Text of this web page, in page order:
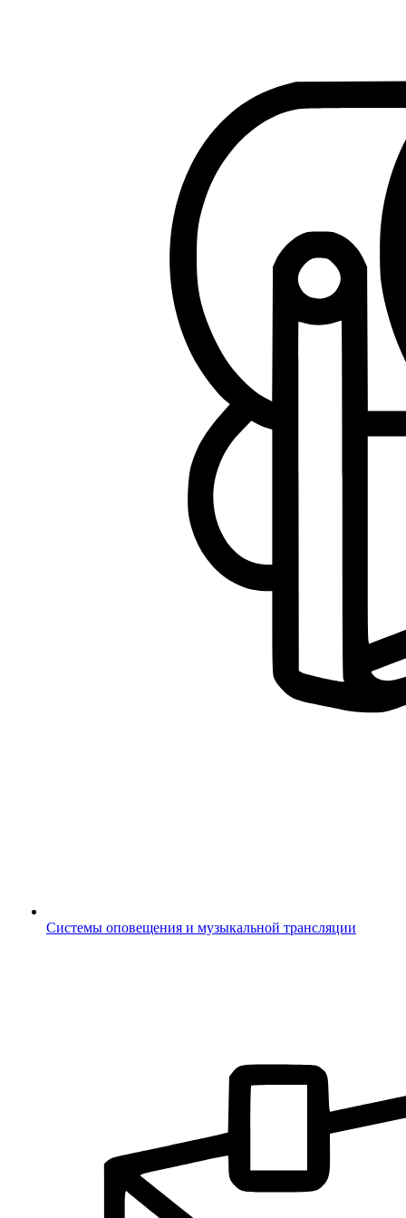
Системы оповещения и музыкальной трансляции